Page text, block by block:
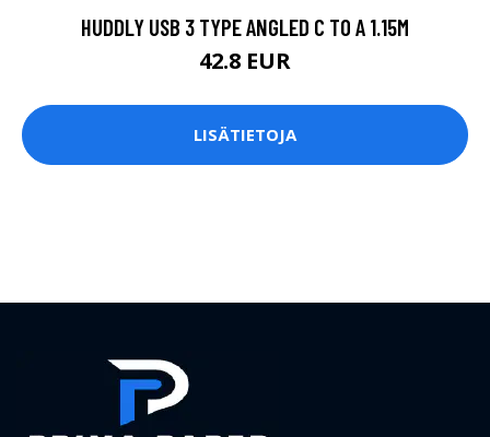
HUDDLY USB 3 TYPE ANGLED C TO A 1.15M
42.8 EUR
LISÄTIETOJA